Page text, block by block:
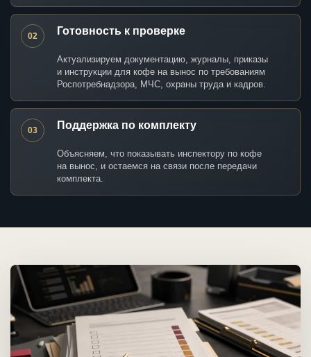
02 Готовность к проверке
Актуализируем документацию, журналы, приказы
и инструкции для кофе на вынос по требованиям
Роспотребнадзора, МЧС, охраны труда и кадров.
03 Поддержка по комплекту
Объясняем, что показывать инспектору по кофе
на вынос, и остаемся на связи после передачи
комплекта.